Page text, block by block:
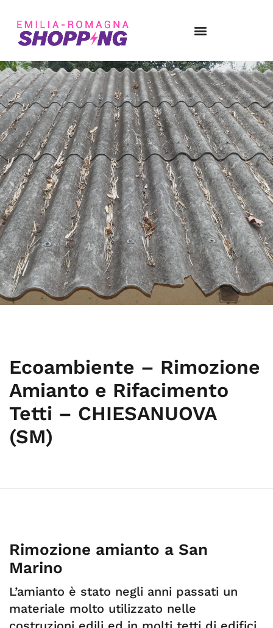
Ecoambiente – Rimozione
Amianto e Rifacimento
Tetti – CHIESANUOVA
(SM)
Rimozione amianto a San
Marino
L’amianto è stato negli anni passati un
materiale molto utilizzato nelle